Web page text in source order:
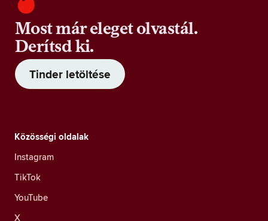
Most már eleget olvastál.
Derítsd ki.
Tinder letöltése
Közösségi oldalak
Instagram
TikTok
YouTube
X